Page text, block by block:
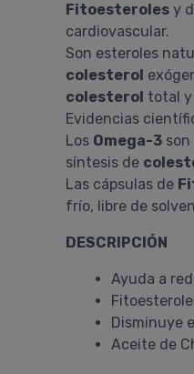
Fitoesteroles y
cardiovascular.
Son esteroles
colesterol
colesterol total y
Evidencias
Los Omega-3
síntesis de
Las cápsulas de
frío, libre de
DESCRIPCIÓN
Ayuda a
Disminuye
Aceite de